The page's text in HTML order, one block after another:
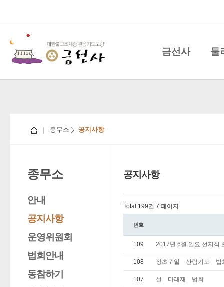
금선사 둘
종무소 공지사항
종무소
안내
공지사항
운영위원회
법회안내
동참하기
공지사항
Total 199건 7 페이지
번호
109 2017년 6월 일요 선지식
108 정초７일 산림기도 법
107 설 다래재 법회